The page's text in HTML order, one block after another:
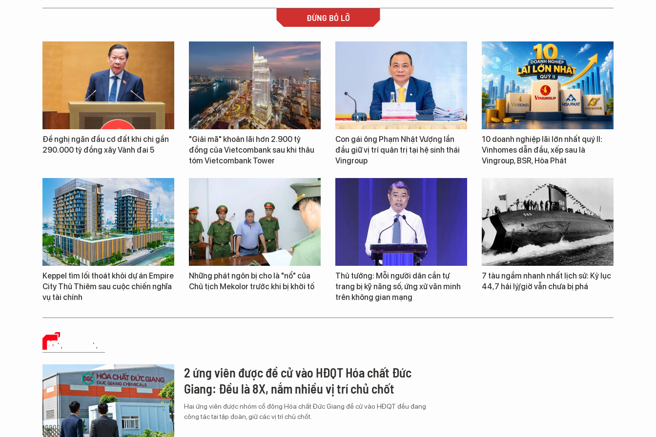
ĐỪNG BỎ LỠ
Đề nghị ngăn đầu cơ đất khi chi gần
290.000 tỷ đồng xây Vành đai 5
"Giải mã" khoản lãi hơn 2.900 tỷ
đồng của Vietcombank sau khi thâu
tóm Vietcombank Tower
Con gái ông Phạm Nhật Vượng lần
đầu giữ vị trí quản trị tại hệ sinh thái
Vingroup
10 doanh nghiệp lãi lớn nhất quý II:
Vinhomes dẫn đầu, xếp sau là
Vingroup, BSR, Hòa Phát
Keppel tìm lối thoát khỏi dự án Empire
City Thủ Thiêm sau cuộc chiến nghĩa
vụ tài chính
Những phát ngôn bị cho là "nổ" của
Chủ tịch Mekolor trước khi bị khởi tố
Thủ tướng: Mỗi người dân cần tự
trang bị kỹ năng số, ứng xử văn minh
trên không gian mạng
7 tàu ngầm nhanh nhất lịch sử: Kỷ lục
44,7 hải lý/giờ vẫn chưa bị phá
KINH DOANH
2 ứng viên được đề cử vào HĐQT Hóa chất Đức
Giang: Đều là 8X, nắm nhiều vị trí chủ chốt
Hai ứng viên được nhóm cổ đông Hóa chất Đức Giang đề cử vào HĐQT đều đang
công tác tại tập đoàn, giữ các vị trí chủ chốt.